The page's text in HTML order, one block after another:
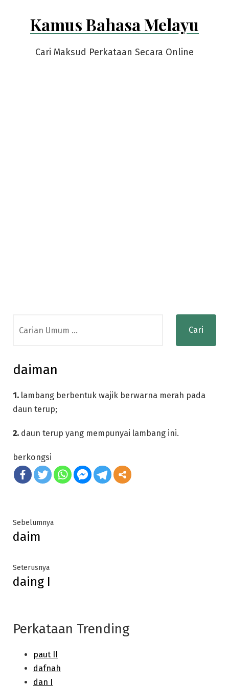
Kamus Bahasa Melayu
Cari Maksud Perkataan Secara Online
for:
daiman
1. lambang berbentuk wajik berwarna merah pada
daun terup;
2. daun terup yang mempunyai lambang ini.
berkongsi
Post
navigation
SebelumnyaPrevious
daim
SeterusnyaNext
post:
daing I
Perkataan Trending